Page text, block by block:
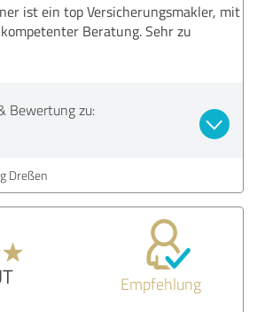
ist ein top Versicherungsmakler, mit
Beratung. Sehr zu
Bewertung zu:
Dreßen
Empfehlung